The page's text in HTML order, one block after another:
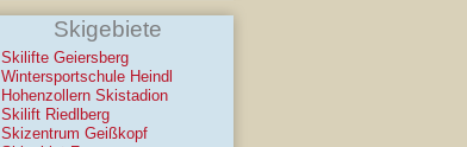
Skigebiete
Skilifte Geiersberg
Wintersportschule Heindl
Hohenzollern Skistadion
Skilift Riedlberg
Skizentrum Geißkopf